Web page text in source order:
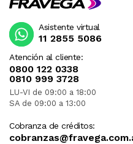
Atención al cliente:
0800 122 0338
0810 999 3728
LU-VI de 09:00 a 18:00
SA de 09:00 a 13:00
Cobranza de créditos:
Asistente virtual
11 2855 5086